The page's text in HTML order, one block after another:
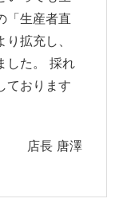
「生産者直
拡充し、
した。 採れ
ております
店長 唐澤